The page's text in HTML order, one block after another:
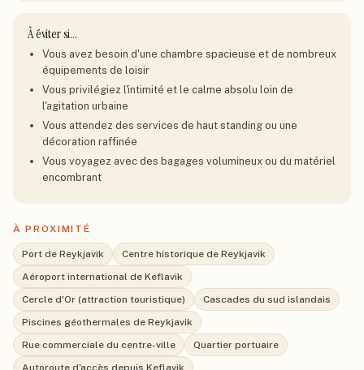
À éviter si…
Vous avez besoin d'une chambre spacieuse et de nombreux
équipements de loisir
Vous privilégiez l'intimité et le calme absolu loin de
l'agitation urbaine
Vous attendez des services de haut standing ou une
décoration raffinée
Vous voyagez avec des bagages volumineux ou du matériel
encombrant
À PROXIMITÉ
Port de Reykjavik
Centre historique de Reykjavik
Aéroport international de Keflavik
Cercle d'Or (attraction touristique)
Cascades du sud islandais
Piscines géothermales de Reykjavik
Rue commerciale du centre-ville
Quartier portuaire
Autoroute d'accès depuis Keflavik